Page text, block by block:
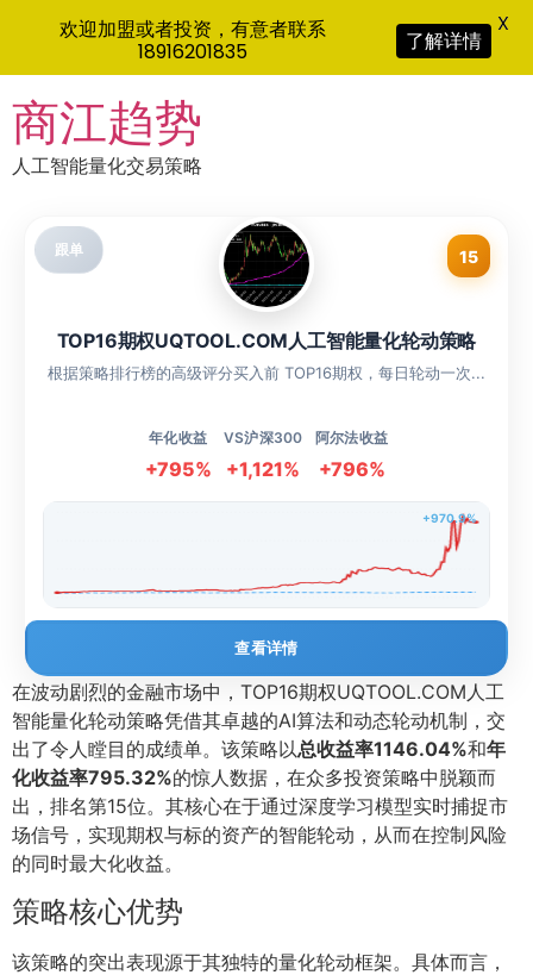
to
content
商江趋势
人工智能量化交易策略
跟单 15
TOP16期权UQTOOL.COM人工智能量化轮动策略
根据策略排行榜的高级评分买入前 TOP16期权，每日轮动一次...
年化收益
+795%
VS沪深300
+1,121%
阿尔法收益
+796%
+970.9%
查看详情
在波动剧烈的金融市场中，TOP16期权UQTOOL.COM人工
智能量化轮动策略凭借其卓越的AI算法和动态轮动机制，交
出了令人瞠目的成绩单。该策略以总收益率1146.04%和年
化收益率795.32%的惊人数据，在众多投资策略中脱颖而
出，排名第15位。其核心在于通过深度学习模型实时捕捉市
场信号，实现期权与标的资产的智能轮动，从而在控制风险
的同时最大化收益。
策略核心优势
该策略的突出表现源于其独特的量化轮动框架。具体而言，
欢迎加盟或者投资，有意者联系
18916201835
了解详情
X